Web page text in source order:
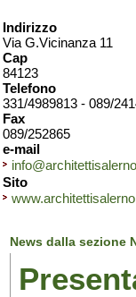
Indirizzo
Via G.Vicinanza 11
Cap
84123
Telefono
331/4989813 - 089/
Fax
089/252865
e-mail
Sito
News dalla sezione